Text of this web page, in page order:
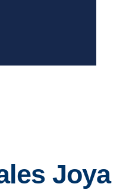
Joya